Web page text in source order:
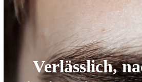
Verlässlich,